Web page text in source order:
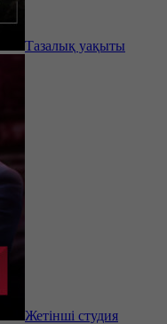
Тазалық уақыты
Жетінші студия